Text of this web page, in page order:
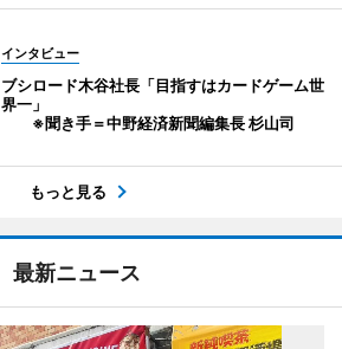
インタビュー
ブシロード木谷社長「目指すはカードゲーム世
界一」
※聞き手＝中野経済新聞編集長 杉山司
もっと見る
最新ニュース